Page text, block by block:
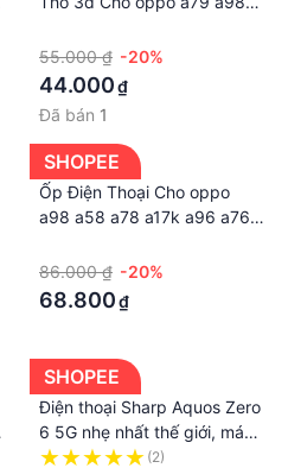
a95 a74 a94 a54 a15s a53
a52 a92 a31 a5s a7 a12 a3s
55.000 ₫ -20%
44.000₫
Đã bán 1
SHOPEE
Ốp Điện Thoại Cho oppo
a98 a58 a78 a17k a96 a76
a93 a53 a52 a72 a92 a91
a31 a5s a7 a12 f11 f9 f5
Reno8 Pro Dụng Cụ Chặn
86.000 ₫ -20%
68.800₫
SHOPEE
Điện thoại Sharp Aquos Zero
6 5G nhẹ nhất thế giới, máy
nội địa Nhật siêu bền - BH
(2)